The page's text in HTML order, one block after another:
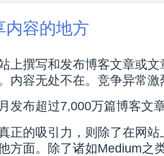
内容的地方
上撰写和发布博客文章或
内容无处不在。竞争异常激
发布超过7,000万篇博客文
正的吸引力，则除了在网
方面。除了诸如Medium之